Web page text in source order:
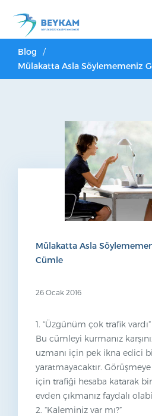
Blog
Mülakatta Asla Söylememeniz
Mülakatta Asla
Cümle
26 Ocak 2016
1. “Üzgünüm çok trafik vardı”
Bu cümleyi kurmanız
uzmanı için pek ikna edici
yaratmayacaktır.
için trafiği hesaba katarak
evden çıkmanız faydalı
2. “Kaleminiz var mı?”